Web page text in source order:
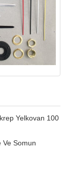
Yelkovan 100
Ve Somun